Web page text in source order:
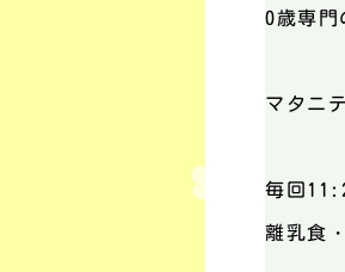
0歳専門
マタニ
毎回
離乳食